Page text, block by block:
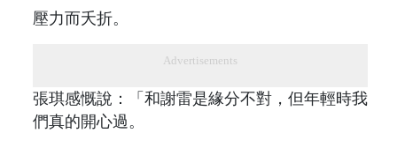
壓力而夭折。
Advertisements
張琪感慨說：「和謝雷是緣分不對，但年輕時我
們真的開心過。